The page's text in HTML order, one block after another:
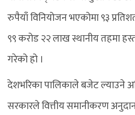
रुपैयाँ विनियोजन भएकोमा ९३
९९ करोड २२ लाख स्थानीय तहमा
गरेको हो ।
देशभरिका पालिकाले बजेट ल्याउने
सरकारले वित्तीय समानीकरण